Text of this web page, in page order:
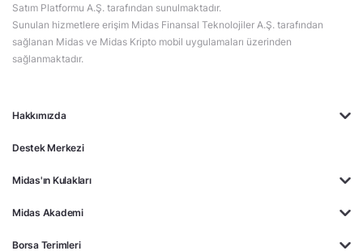
Hakkımızda
Destek Merkezi
Midas'ın Kulakları
Midas Akademi
Borsa Terimleri
Satım Platformu A.Ş. tarafından sunulmaktadır.
Sunulan hizmetlere erişim Midas Finansal Teknolojiler A.Ş. tarafından
sağlanan Midas ve Midas Kripto mobil uygulamaları üzerinden
sağlanmaktadır.